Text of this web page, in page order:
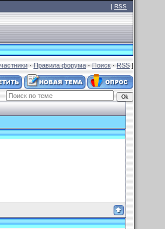
| RSS
·Правила форума·Поиск·RSS]